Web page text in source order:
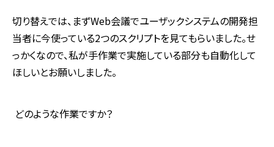
切り替えでは、まずWeb会議でユーザックシステムの開発担
当者に今使っている2つのスクリプトを見てもらいました。せ
っかくなので、私が手作業で実施している部分も自動化して
ほしいとお願いしました。
―― どのような作業ですか？